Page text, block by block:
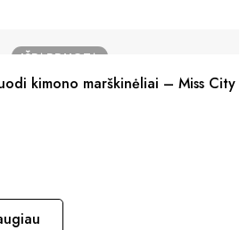
IŠPARDUOTA
kimono marškinėliai – Miss City